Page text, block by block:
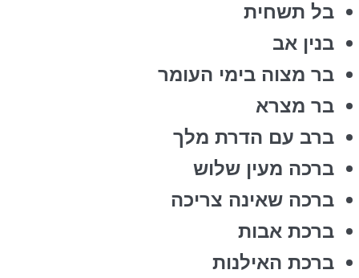
בל תשחית
בנין אב
בר מצוה בימי העומר
בר מצרא
ברב עם הדרת מלך
ברכה מעין שלוש
ברכה שאינה צריכה
ברכת אבות
ברכת האילנות